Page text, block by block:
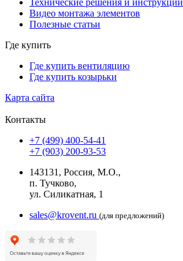
Видео монтажа элементов
Полезные статьи
Где купить
Где купить вентиляцию
Где купить козырьки
Карта сайта
Контакты
+7 (499) 400-54-41
+7 (903) 200-93-53
143131, Россия, М.О.,
п. Тучково,
ул. Силикатная, 1
sales@krovent.ru (для предложений)